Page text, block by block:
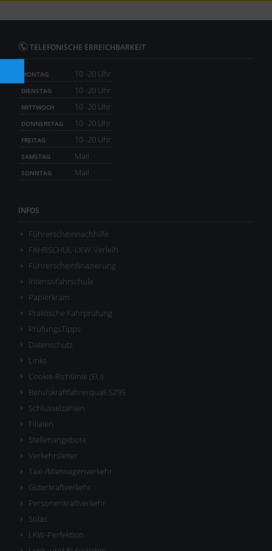
TELEFONISCHE ERREICHBARKEIT
MONTAG 10 -20 Uhr
DIENSTAG 10 -20 Uhr
MITTWOCH 10 -20 Uhr
DONNERSTAG 10 -20 Uhr
FREITAG 10 -20 Uhr
SAMSTAG Mail
SONNTAG Mail
INFOS
Führerscheinnachhilfe
FAHRSCHUL-LKW-Verleih
Führerscheinfinazierung
Intensivfahrschule
Papierkram
Praktische Fahrprüfung
PrüfungsTipps
Datenschutz
Links
Cookie-Richtlinie (EU)
Berufskraftfahrerquali SZ95
Schlüsselzahlen
Filialen
Stellenangebote
Verkehrsleiter
Taxi-/Mietwagenverkehr
Güterkraftverkehr
Personenkraftverkehr
Solas
LKW-Perfektion